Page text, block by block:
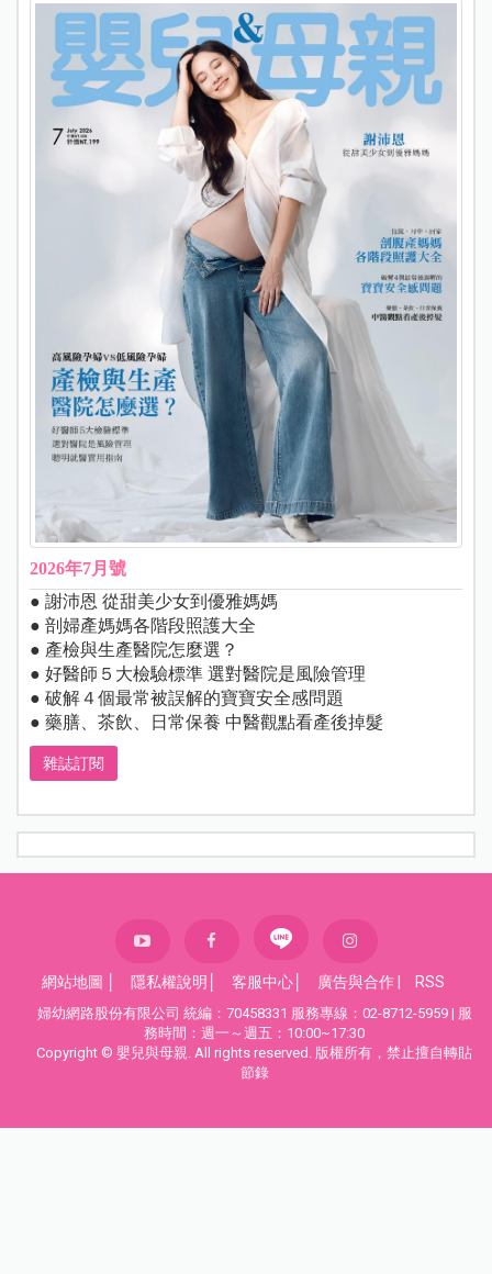
2026年7月號
● 謝沛恩 從甜美少女到優雅媽媽
● 剖婦產媽媽各階段照護大全
● 產檢與生產醫院怎麼選？
● 好醫師５大檢驗標準 選對醫院是風險管理
● 破解４個最常被誤解的寶寶安全感問題
● 藥膳、茶飲、日常保養 中醫觀點看產後掉髮
雜誌訂閱
網站地圖 隱私權說明 客服中心 廣告與合作 RSS
婦幼網路股份有限公司 統編：70458331 服務專線：02-8712-5959 | 服
務時間：週一～週五：10:00~17:30
Copyright © 嬰兒與母親. All rights reserved. 版權所有，禁止擅自轉貼
節錄